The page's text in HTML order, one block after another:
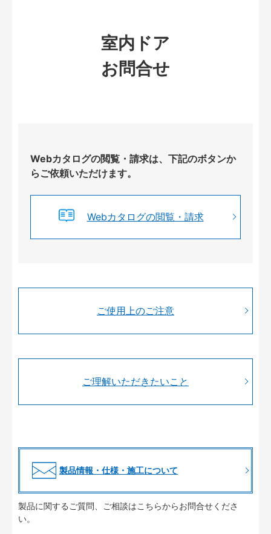
室内ドア
お問合せ
Webカタログの閲覧・請求は、下記のボタンか
らご依頼いただけます。
Webカタログの閲覧・請求
ご使用上のご注意
ご理解いただきたいこと
製品情報・仕様・施工について
製品に関するご質問、ご相談はこちらからお問合せくださ
い。